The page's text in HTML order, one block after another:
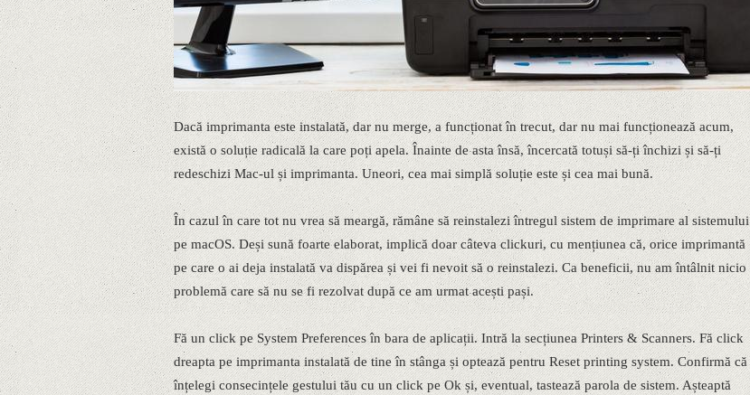
Dacă imprimanta este instalată, dar nu merge, a funcționat în trecut, dar nu mai funcționează acum,
există o soluție radicală la care poți apela. Înainte de asta însă, încercată totuși să-ți închizi și să-ți
redeschizi Mac-ul și imprimanta. Uneori, cea mai simplă soluție este și cea mai bună.
În cazul în care tot nu vrea să meargă, rămâne să reinstalezi întregul sistem de imprimare al sistemului
pe macOS. Deși sună foarte elaborat, implică doar câteva clickuri, cu mențiunea că, orice imprimantă
pe care o ai deja instalată va dispărea și vei fi nevoit să o reinstalezi. Ca beneficii, nu am întâlnit nicio
problemă care să nu se fi rezolvat după ce am urmat acești pași.
Fă un click pe System Preferences în bara de aplicații. Intră la secțiunea Printers & Scanners. Fă click
dreapta pe imprimanta instalată de tine în stânga și optează pentru Reset printing system. Confirmă că
înțelegi consecințele gestului tău cu un click pe Ok și, eventual, tastează parola de sistem. Așteaptă